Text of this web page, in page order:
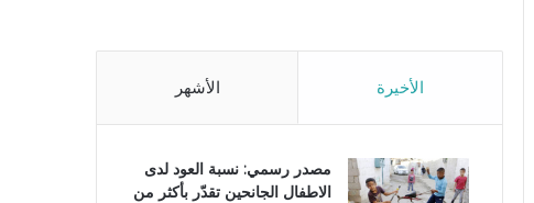
الأخيرة الأشهر
مصدر رسمي: نسبة العود لدى
الاطفال الجانحين تقدّر بأكثر من